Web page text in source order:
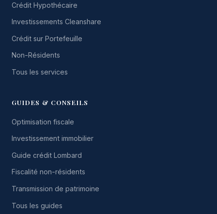
Crédit Hypothécaire
Investissements Cleanshare
Crédit sur Portefeuille
Non-Résidents
Tous les services
GUIDES & CONSEILS
Optimisation fiscale
Investissement immobilier
Guide crédit Lombard
Fiscalité non-résidents
Transmission de patrimoine
Tous les guides